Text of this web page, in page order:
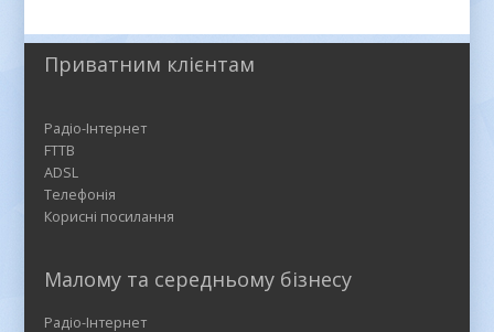
Приватним клієнтам
Радіо-Інтернет
FTTB
ADSL
Телефонія
Корисні посилання
Малому та середньому бізнесу
Радіо-Інтернет